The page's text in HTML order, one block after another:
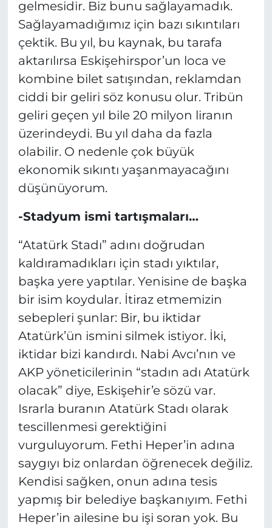
gelmesidir. Biz bunu sağlayamadık.
Sağlayamadığımız için bazı sıkıntıları
çektik. Bu yıl, bu kaynak, bu tarafa
aktarılırsa Eskişehirspor’un loca ve
kombine bilet satışından, reklamdan
ciddi bir geliri söz konusu olur. Tribün
geliri geçen yıl bile 20 milyon liranın
üzerindeydi. Bu yıl daha da fazla
olabilir. O nedenle çok büyük
ekonomik sıkıntı yaşanmayacağını
düşünüyorum.
-Stadyum ismi tartışmaları…
“Atatürk Stadı” adını doğrudan
kaldıramadıkları için stadı yıktılar,
başka yere yaptılar. Yenisine de başka
bir isim koydular. İtiraz etmemizin
sebepleri şunlar: Bir, bu iktidar
Atatürk’ün ismini silmek istiyor. İki,
iktidar bizi kandırdı. Nabi Avcı’nın ve
AKP yöneticilerinin “stadın adı Atatürk
olacak” diye, Eskişehir’e sözü var.
Israrla buranın Atatürk Stadı olarak
tescillenmesi gerektiğini
vurguluyorum. Fethi Heper’in adına
saygıyı biz onlardan öğrenecek değiliz.
Kendisi sağken, onun adına tesis
yapmış bir belediye başkanıyım. Fethi
Heper’in ailesine bu işi soran yok. Bu